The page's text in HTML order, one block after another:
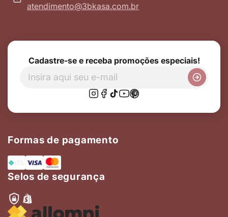
atendimento@3bkasa.com.br
Cadastre-se e receba promoções especiais!
Formas de pagamento
Selos de segurança